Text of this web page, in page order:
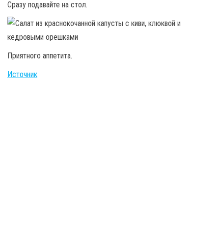
Сразу подавайте на стол.
Приятного аппетита.
Источник